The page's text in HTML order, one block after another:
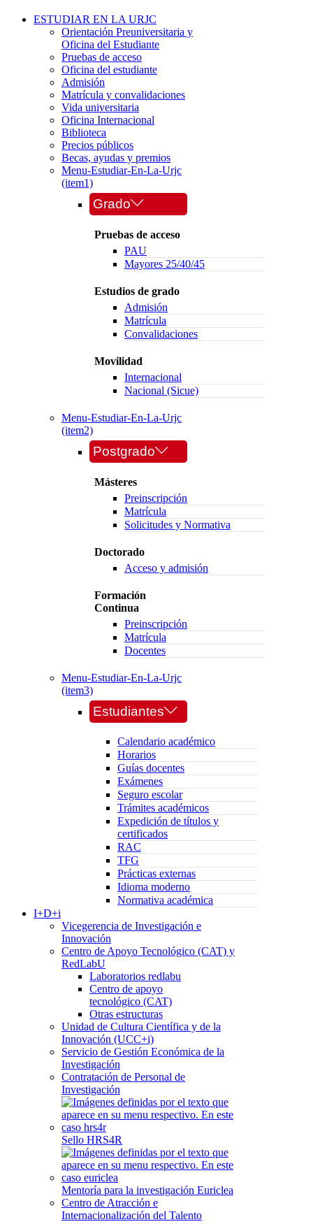
ESTUDIAR EN LA URJC
Orientación Preuniversitaria y
Oficina del Estudiante
Pruebas de acceso
Oficina del estudiante
Admisión
Matrícula y convalidaciones
Vida universitaria
Oficina Internacional
Biblioteca
Precios públicos
Becas, ayudas y premios
Menu-Estudiar-En-La-Urjc
(item1)
Grado
Pruebas de acceso
PAU
Mayores 25/40/45
Estudios de grado
Admisión
Matrícula
Convalidaciones
Movilidad
Internacional
Nacional (Sicue)
Menu-Estudiar-En-La-Urjc
(item2)
Postgrado
Másteres
Preinscripción
Matrícula
Solicitudes y Normativa
Doctorado
Acceso y admisión
Formación
Continua
Preinscripción
Matrícula
Docentes
Menu-Estudiar-En-La-Urjc
(item3)
Estudiantes
Calendario académico
Horarios
Guías docentes
Exámenes
Seguro escolar
Trámites académicos
Expedición de títulos y
certificados
RAC
TFG
Prácticas externas
Idioma moderno
Normativa académica
I+D+i
Vicegerencia de Investigación e
Innovación
Centro de Apoyo Tecnológico (CAT) y
RedLabU
Laboratorios redlabu
Centro de apoyo
tecnológico (CAT)
Otras estructuras
Unidad de Cultura Científica y de la
Innovación (UCC+i)
Servicio de Gestión Económica de la
Investigación
Contratación de Personal de
Investigación
Sello HRS4R
Mentoría para la investigación Euriclea
Centro de Atracción e
Internacionalización del Talento